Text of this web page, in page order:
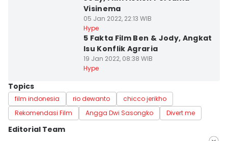
Visinema
05 Jan 2022, 22:13 WIB
Hype
5 Fakta Film Ben & Jody, Angkat
Isu Konflik Agraria
19 Jan 2022, 08:38 WIB
Hype
Topics
film indonesia rio dewanto
chicco jerikho
Rekomendasi Film
Angga Dwi Sasongko Divert me
Editorial Team